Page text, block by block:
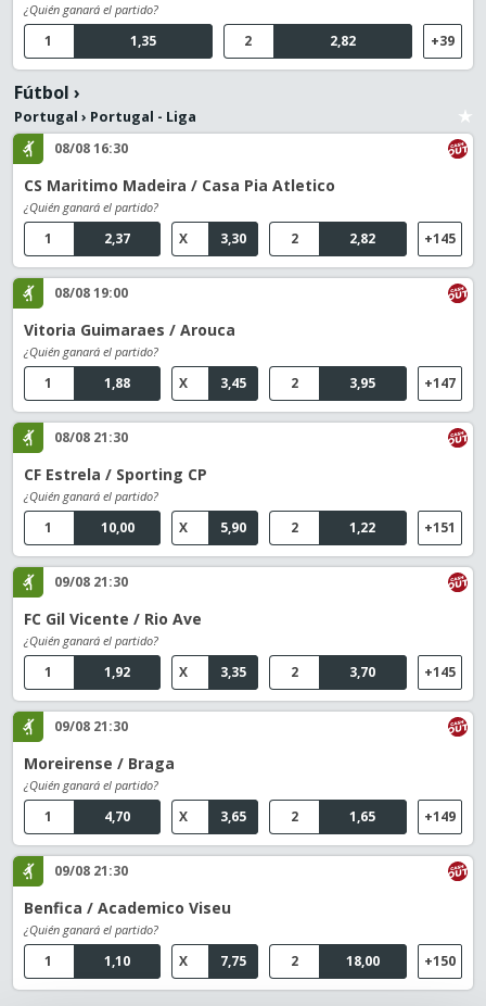
¿Quién ganará el partido?
1,35
1 2,82
2 +39
Fútbol ›
Portugal › Portugal - Liga
08/08 16:30
CS Maritimo Madeira / Casa Pia Atletico
¿Quién ganará el partido?
2,37
1 3,30
X 2,82
2 +145
08/08 19:00
Vitoria Guimaraes / Arouca
¿Quién ganará el partido?
1,88
1 3,45
X 3,95
2 +147
08/08 21:30
CF Estrela / Sporting CP
¿Quién ganará el partido?
10,00
1 5,90
X 1,22
2 +151
09/08 21:30
FC Gil Vicente / Rio Ave
¿Quién ganará el partido?
1,92
1 3,35
X 3,70
2 +145
09/08 21:30
Moreirense / Braga
¿Quién ganará el partido?
4,70
1 3,65
X 1,65
2 +149
09/08 21:30
Benfica / Academico Viseu
¿Quién ganará el partido?
1,10
1 7,75
X 18,00
2 +150